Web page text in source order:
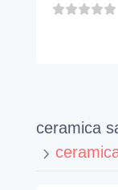
ceramica